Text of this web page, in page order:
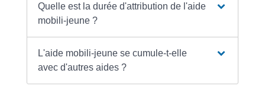
Quelle est la durée d'attribution de l'aide
mobili-jeune ?
L'aide mobili-jeune se cumule-t-elle
avec d'autres aides ?